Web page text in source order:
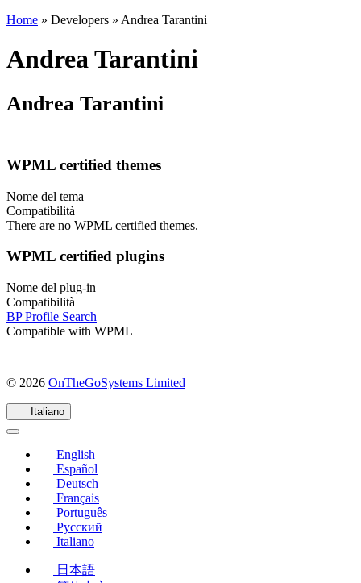
Home » Developers » Andrea Tarantini
Andrea Tarantini
Andrea Tarantini
WPML certified themes
Nome del tema
Compatibilità
There are no WPML certified themes.
WPML certified plugins
Nome del plug-in
Compatibilità
BP Profile Search
Compatible with WPML
© 2026 OnTheGoSystems Limited
Italiano
English
Español
Deutsch
Français
Português
Русский
Italiano
日本語